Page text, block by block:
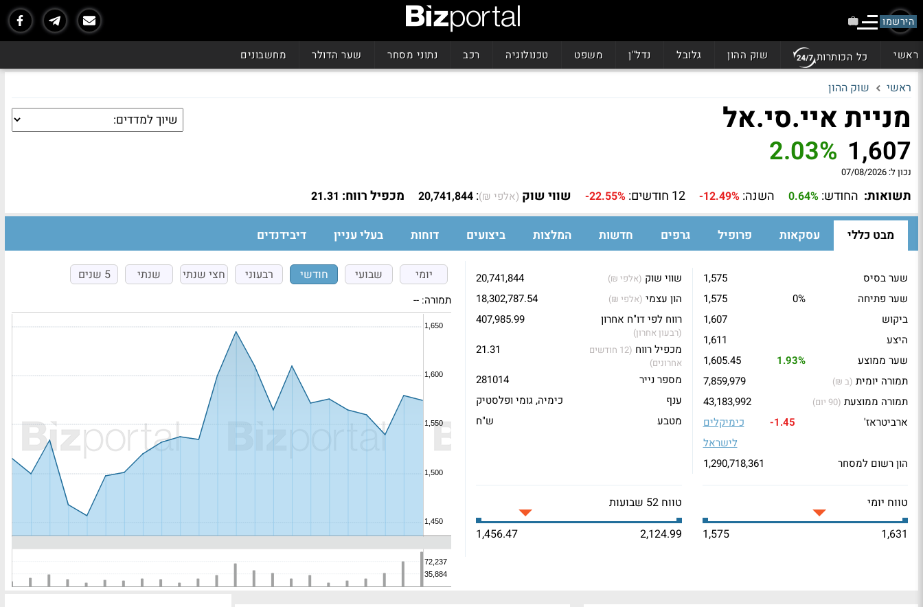
הירשמו
ראשי כל הכותרות שוק ההון גלובל נדל"ן משפט טכנולוגיה רכב נתוני מסחר שער הדולר מחשבונים
ראשי שוק ההון
מניית איי.סי.אל
1,607
2.03%
נכון ל: 07/08/2026
תשואות: החודש: 0.64% השנה: -12.49% 12 חודשים: -22.55% שווי שוק (אלפי ₪):
20,741,844 מכפיל רווח: 21.31
מבט כללי עסקאות פרופיל גרפים חדשות המלצות ביצועים דוחות בעלי עניין דיבידנדים
שער בסיס
1,575
שער פתיחה
0%
1,575
ביקוש
1,607
היצע
1,611
שער ממוצע
1.93%
1,605.45
תמורה יומית (ב ₪)
7,859,979
תמורה ממוצעת (90 יום)
43,183,992
ארביטראז'
-1.45
כימיקלים
לישראל
הון רשום למסחר
1,290,718,361
שווי שוק (אלפי ₪)
20,741,844
הון עצמי (אלפי ₪)
18,302,787.54
רווח לפי דו"ח אחרון
(רבעון אחרון)
407,985.99
מכפיל רווח
(12 חודשים
אחרונים)
21.31
מספר נייר
281014
ענף
כימיה, גומי ופלסטיק
מטבע
ש"ח
טווח יומי
1,631
1,575
טווח 52 שבועות
2,124.99
1,456.47
יומי שבועי חודשי רבעוני חצי שנתי שנתי 5 שנים
תמורה: --